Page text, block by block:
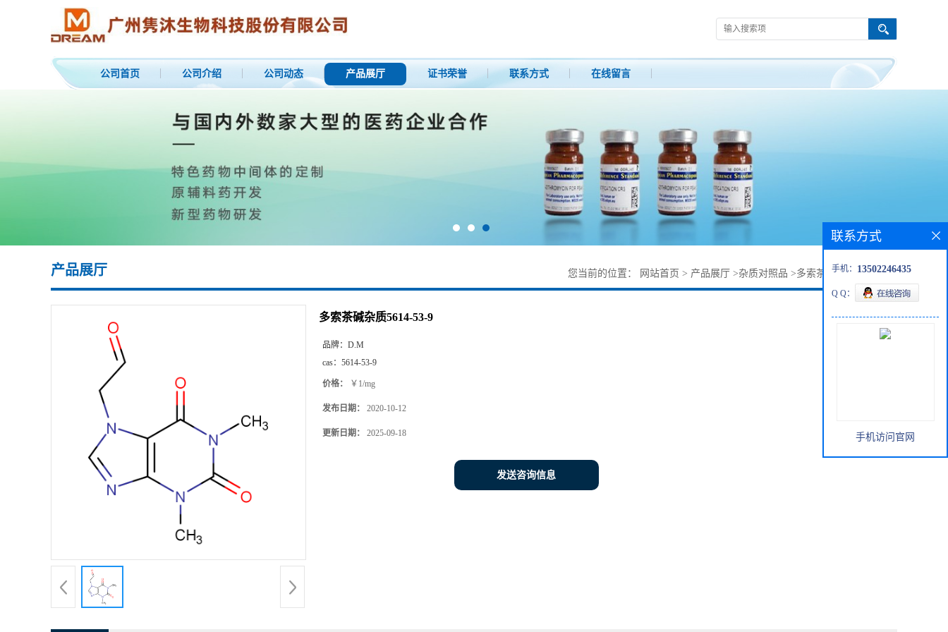
公司首页 公司介绍 公司动态 产品展厅 证书荣誉 联系方式 在线留言
产品展厅 您当前的位置： 网站首页 > 产品展厅 >杂质对照品 >多索茶碱杂质5614-53-9
多索茶碱杂质5614-53-9
品牌： D.M
cas： 5614-53-9
价格： ￥1/mg
发布日期： 2020-10-12
更新日期： 2025-09-18
发送咨询信息
联系方式
手机： 13502246435
Q Q：
手机访问官网